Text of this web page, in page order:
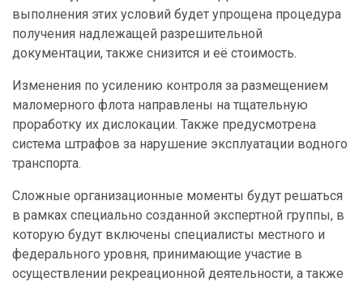
выполнения этих условий будет упрощена процедура
получения надлежащей разрешительной
документации, также снизится и её стоимость.
Изменения по усилению контроля за размещением
маломерного флота направлены на тщательную
проработку их дислокации. Также предусмотрена
система штрафов за нарушение эксплуатации водного
транспорта.
Сложные организационные моменты будут решаться
в рамках специально созданной экспертной группы, в
которую будут включены специалисты местного и
федерального уровня, принимающие участие в
осуществлении рекреационной деятельности, а также